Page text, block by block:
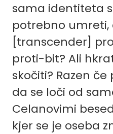
sama identiteta
potrebno umreti,
[transcender]
proti-bit? Ali
skočiti? Razen
da se loči od
Celanovimi
kjer se je oseba